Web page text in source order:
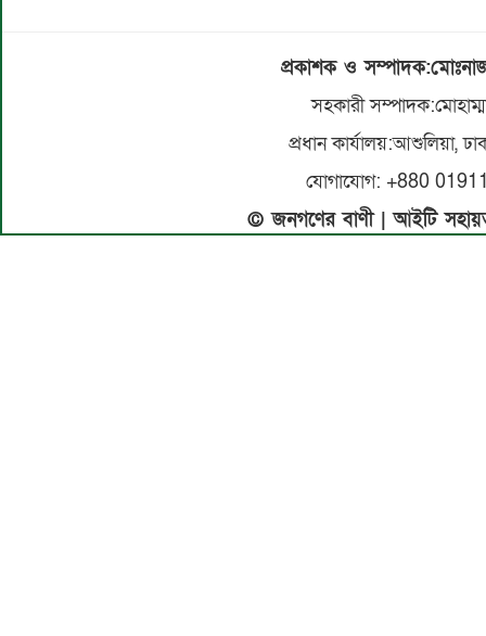
প্রকাশক ও
সহকারী
প্রধান কার্যালয়:আশুলিয়া,
যোগাযোগ: +880
© জনগণের বাণী | আইটি